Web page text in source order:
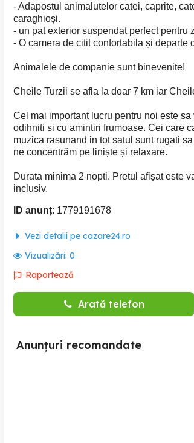
- Adapostul animalutelor catei, caprite,
caraghioși.
- un pat exterior suspendat perfect pentru
- O camera de citit confortabila și departe
Animalele de companie sunt binevenite!
Cheile Turzii se afla la doar 7 km iar
Cel mai important lucru pentru noi este
odihniti si cu amintiri frumoase. Cei care
muzica rasunand in tot satul sunt rugati
ne concentrăm pe liniște și relaxare.
Durata minima 2 nopti. Pretul afișat este
inclusiv.
ID anunț: 1779191678
Vezi detalii pe cazare24.ro
Vizualizări: 0
Raportează
Arată telefon
Anunțuri recomandate